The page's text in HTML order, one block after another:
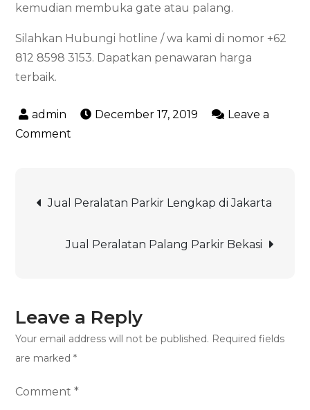
kemudian membuka gate atau palang.
Silahkan Hubungi hotline / wa kami di nomor +62
812 8598 3153. Dapatkan penawaran harga
terbaik.
December 17, 2019
Leave a
Comment
Lengkap
Bekasi
Post
navigation
Jual Peralatan Parkir Lengkap di Jakarta
Jual Peralatan Palang Parkir Bekasi
Leave a Reply
Your email address will not be published. Required fields
are marked*
Comment*